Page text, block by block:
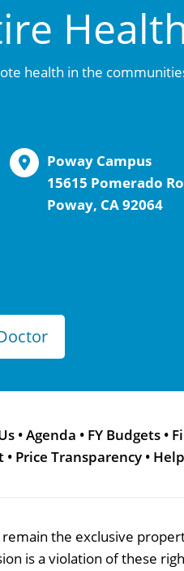
health in the
Poway Campus
15615 Pomerado
Poway, CA 92064
•Agenda • FY Budgets •
• Price Transparency •
the exclusive
is a violation of these